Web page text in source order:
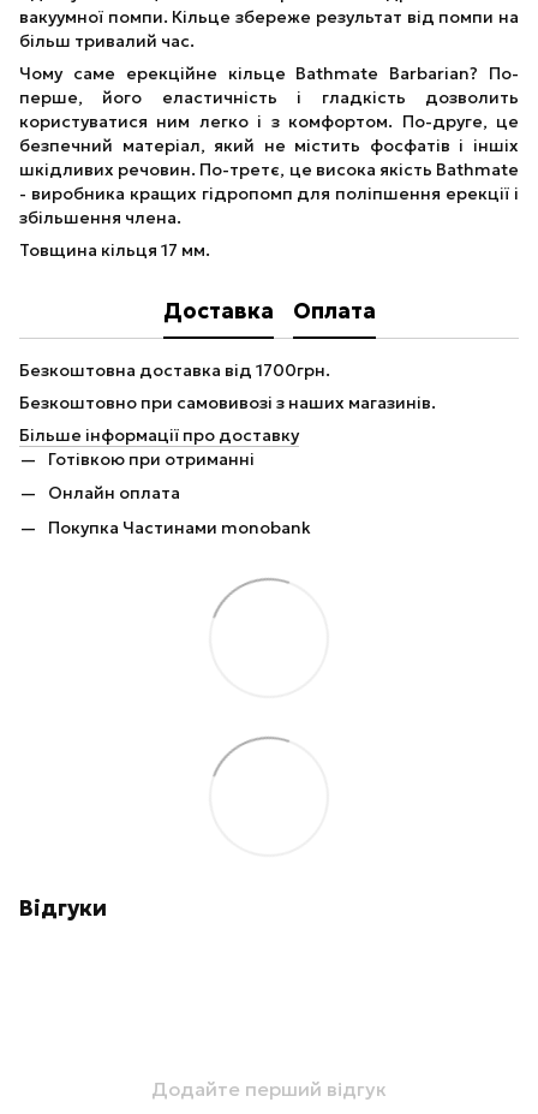
вакуумної помпи. Кільце збереже результат від помпи на
більш тривалий час.
Чому саме ерекційне кільце Bathmate Barbarian? По-
перше, його еластичність і гладкість дозволить
користуватися ним легко і з комфортом. По-друге, це
безпечний матеріал, який не містить фосфатів і іншіх
шкідливих речовин. По-третє, це висока якість Bathmate
- виробника кращих гідропомп для поліпшення ерекції і
збільшення члена.
Товщина кільця 17 мм.
Доставка Оплата
Безкоштовна доставка від 1700грн.
Безкоштовно при самовивозі з наших магазинів.
Більше інформації про доставку
Готівкою при отриманні
Онлайн оплата
Покупка Частинами monobank
Відгуки
Додайте перший відгук